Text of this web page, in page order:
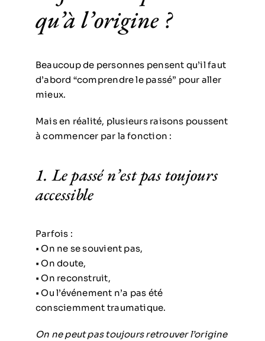
qu’à l’origine ?
Beaucoup de personnes pensent qu’il faut
d’abord “comprendre le passé” pour aller
mieux.
Mais en réalité, plusieurs raisons poussent
à commencer par la fonction :
1. Le passé n’est pas toujours
accessible
Parfois :
• On ne se souvient pas,
• On doute,
• On reconstruit,
• Ou l’événement n’a pas été
consciemment traumatique.
On ne peut pas toujours retrouver l’origine